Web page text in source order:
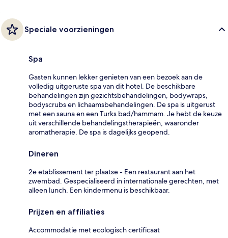
Speciale voorzieningen
Spa
Gasten kunnen lekker genieten van een bezoek aan de
volledig uitgeruste spa van dit hotel. De beschikbare
behandelingen zijn gezichtsbehandelingen, bodywraps,
bodyscrubs en lichaamsbehandelingen. De spa is uitgerust
met een sauna en een Turks bad/hammam. Je hebt de keuze
uit verschillende behandelingstherapieën, waaronder
aromatherapie. De spa is dagelijks geopend.
Dineren
2e etablissement ter plaatse - Een restaurant aan het
zwembad. Gespecialiseerd in internationale gerechten, met
alleen lunch. Een kindermenu is beschikbaar.
Prijzen en affiliaties
Accommodatie met ecologisch certificaat